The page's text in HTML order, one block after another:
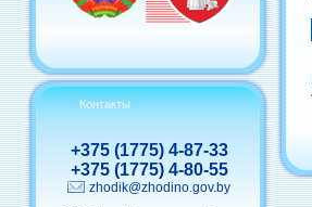
Контакты
+375 (1775) 4-87-33
+375 (1775) 4-80-55
zhodik@zhodino.gov.by